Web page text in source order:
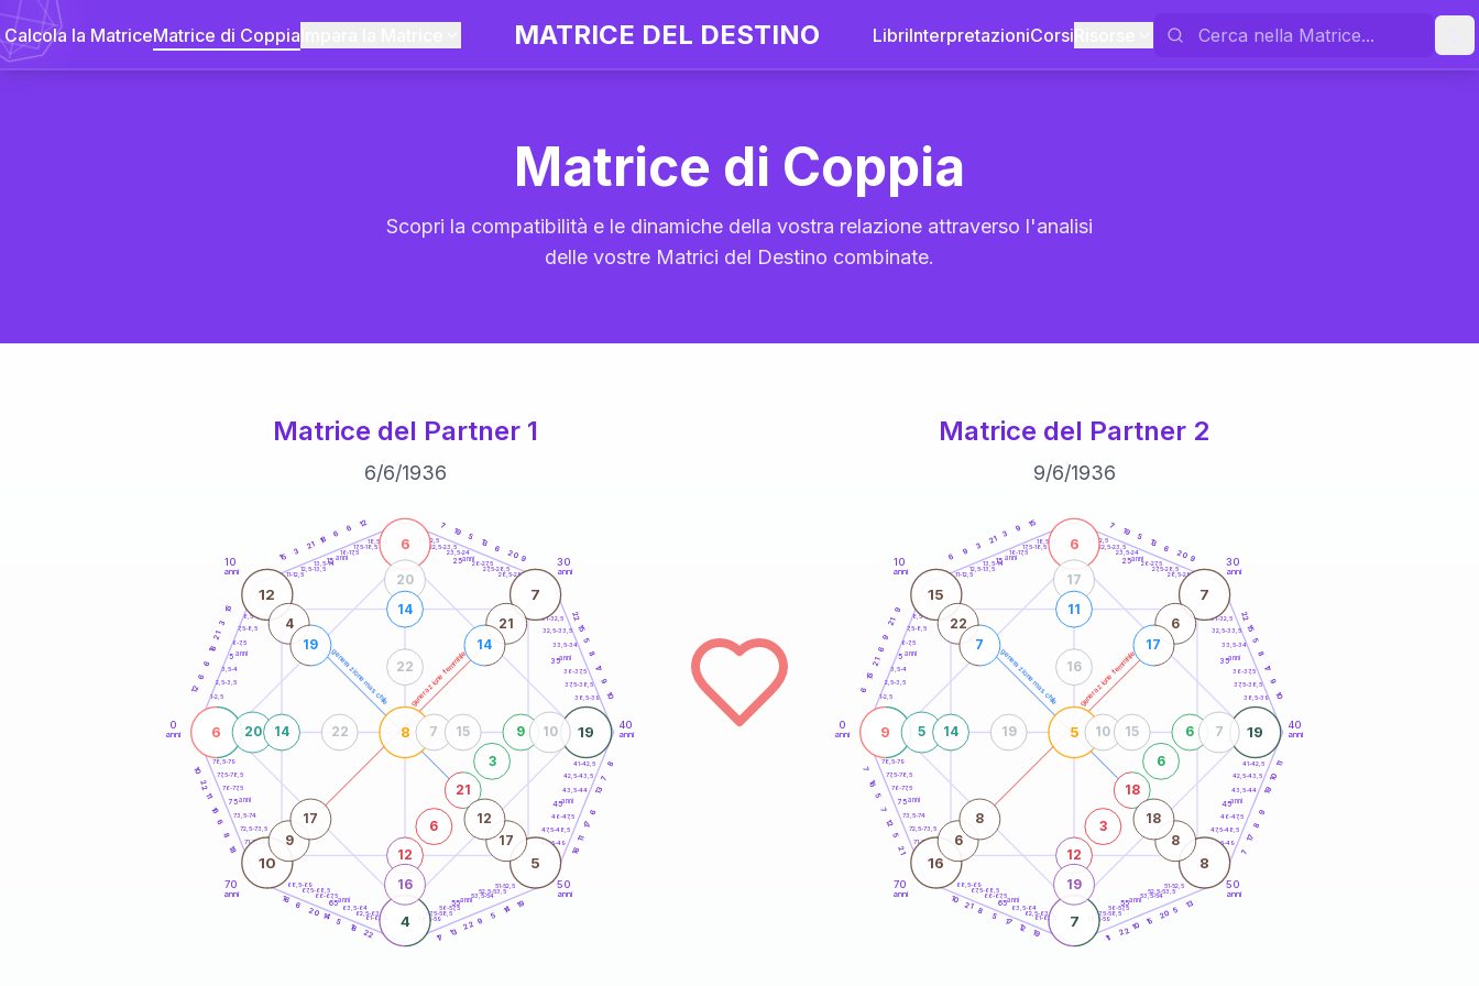
Calcola la MatriceMatrice di Coppia MATRICE DEL DESTINO LibriInterpretazioniCorsi
Matrice di Coppia
Scopri la compatibilità e le dinamiche della vostra relazione attraverso l'analisi
delle vostre Matrici del Destino combinate.
Matrice del Partner 1
6/6/1936
generazione maschile generazione femminile
0
anni
10
anni
30
anni
40
anni
50
anni
70
anni
1-2,5
2,5-3,5
3,5-4
6-7,5
7,5-8,5
8,5-9
11-12,5
12,5-13,5
13,5-14
16-17,5
17,5-18,5
18,5-19
21-22,5
22,5-23,5
23,5-24
26-27,5
27,5-28,5
28,5-29
31-32,5
32,5-33,5
33,5-34
36-37,5
37,5-38,5
38,5-39
41-42,5
42,5-43,5
43,5-44
46-47,5
47,5-48,5
48,5-49
51-52,5
52,5-53,5
53,5-54
56-57,5
57,5-58,5
58,5-59
61-62,5
62,5-63,5
63,5-64
66-67,5
67,5-68,5
68,5-69
71-72,5
72,5-73,5
73,5-74
76-77,5
77,5-78,5
78,5-79
12
6
6
18
21
3
15
15
3
21 18 6
6
12 7
19
5
13 6
20 9
22
15
5
8
17
9
10
8
7
13
6
17
11
16
19
14
5
9
22
13
17
22
18
5
14
20
6
16
18
8
6
16
11
22
10
6
6
19
4
8
12 7
10 5
12
6
21
3
9
20
20
10
16
14
14
7 15
22
22
4
19
21
14
9
17
17
12
5 anni
15 anni 25anni
35anni
45anni
55anni
65anni
75anni
Matrice del Partner 2
9/6/1936
generazione maschile generazione femminile
0
anni
10
anni
30
anni
40
anni
50
anni
70
anni
1-2,5
2,5-3,5
3,5-4
6-7,5
7,5-8,5
8,5-9
11-12,5
12,5-13,5
13,5-14
16-17,5
17,5-18,5
18,5-19
21-22,5
22,5-23,5
23,5-24
26-27,5
27,5-28,5
28,5-29
31-32,5
32,5-33,5
33,5-34
36-37,5
37,5-38,5
38,5-39
41-42,5
42,5-43,5
43,5-44
46-47,5
47,5-48,5
48,5-49
51-52,5
52,5-53,5
53,5-54
56-57,5
57,5-58,5
58,5-59
61-62,5
62,5-63,5
63,5-64
66-67,5
67,5-68,5
68,5-69
71-72,5
72,5-73,5
73,5-74
76-77,5
77,5-78,5
78,5-79
6
15
21
6
9
21
9
6
9
3
21 3
9
15 7
19
5
13 6
20 9
22
15
5
8
17
9
10
11
10
19
9
8
17
7
13
5
20
15
10
22
11
19
12
17
5
8
21
10
21
5
12
7
5
16
7
9
6
19
7
5
15 7
16 8
12
3
18
6
6
5
17
7
19
14
11
10 15
19
16
22
7
6
17
6
8
8
18
5 anni
15 anni 25anni
35anni
45anni
55anni
65anni
75anni